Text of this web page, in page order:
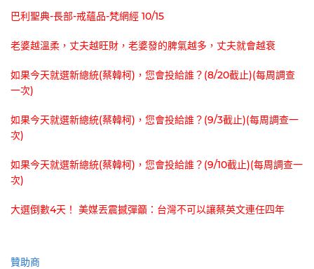
巴利聖典-長部-戒蘊品-梵網經 10/15
老婆越溫柔，丈夫越旺財，老婆發的脾氣越多，丈夫就會越衰
如果今天就選新總統(蔡韓柯)，您會投給誰？(8/20截止)(每周調查
一次)
如果今天就選新總統(蔡韓柯)，您會投給誰？(9/3截止)(每周調查一
次)
如果今天就選新總統(蔡韓柯)，您會投給誰？(9/10截止)(每周調查一
次)
大選倒數4天！ 美媒丟震撼彈籲：台灣不可以讓蔡英文連任四年
贊助商